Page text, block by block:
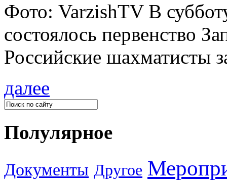
Фото: VarzishTV В
состоялось первенство
Российские шахматисты
далее
Полулярное
Документы Другое